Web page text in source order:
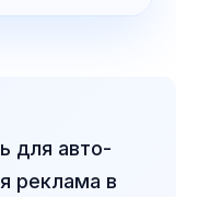
для авто-
реклама в